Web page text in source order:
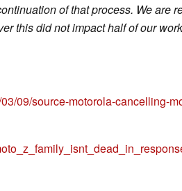
of that process. We are
this did not impact half of our
09/source-motorola-cancelling-